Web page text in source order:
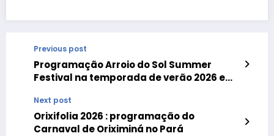
Previous post
Programação Arroio do Sol Summer
Festival na temporada de verão 2026 em
Next post
Orixifolia 2026 : programação do
Carnaval de Oriximiná no Pará